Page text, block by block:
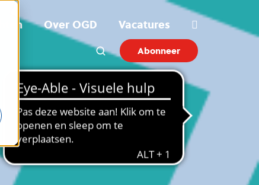
Over OGD Vacatures
Abonneer